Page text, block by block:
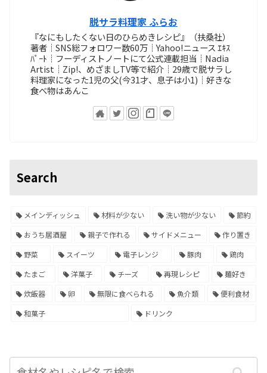
脱サラ料理家 ふらお
『なにもしたくない日のひらめきレシピ』（扶桑社）
著者┊SNS総フォロワー数60万┊Yahoo!ニュース ｴｷｽ
ﾊﾟｰﾄ┊フーディストノートにて公式連載担当┊Nadia
Artist┊Zip!、めざましTV等で紹介┊29歳で脱サラし
料理家になった1児の父(今31才、息子は小1)┊好きな
食べ物はあんこ
Search
メインディッシュ 材料が少ない 洗い物が少ない
節約
おうち居酒屋
親子で作れる サイドメニュー
作り置き
野菜
スイーツ 電子レンジ 豚肉
鶏肉
たまご
洋菓子 チーズ 再現レシピ
麺好き
炊飯器
卵 無限に食べられる 魚介類
便利食材
和菓子
ドリンク